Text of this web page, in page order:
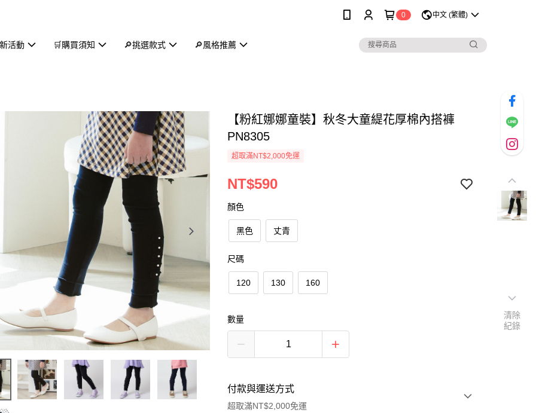
0 中文 (繁體)
活動 🛒購買須知 🔎挑選款式 🔎風格推薦
【粉紅娜娜童裝】秋冬大童緹花厚棉內搭褲
PN8305
超取滿NT$2,000免運
NT$590
顏色
黑色 丈青
尺碼
120 130 160
數量
付款與運送方式
超取滿NT$2,000免運
清除
紀錄